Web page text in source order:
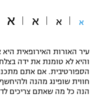
משתתפים וזוכים
תקנון משתתפים וזוכים
טניס
אופניים
כדורמים
פוטבול אמריקאי NFL
א א א א
עיר האורות האירופאית
והיא לא טומנת את ידה
הספורטיבית. אם אתם
חווית שופינג מהנה
הנה כל מה שאתם צריכים